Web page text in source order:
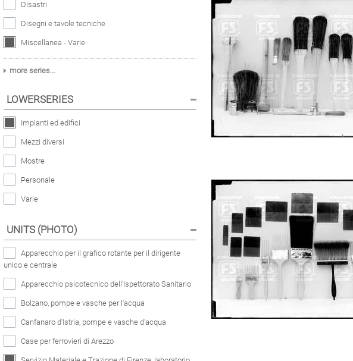
Disastri
Disegni e tavole tecniche
Miscellanea - Varie
more series...
LOWERSERIES
Impianti ed edifici
Mezzi diversi
Mostre
Personale
Varie
UNITS (PHOTO)
Apparecchio per il grafico rotante per il dirigente
unico e centrale
Apparecchio psicotecnico dell'Ispettorato Sanitario
Bolzano, pompe e vasche per l'acqua
Canfanaro d'Istria, pompe e vasche d'acqua
Case per ferrovieri di Arezzo